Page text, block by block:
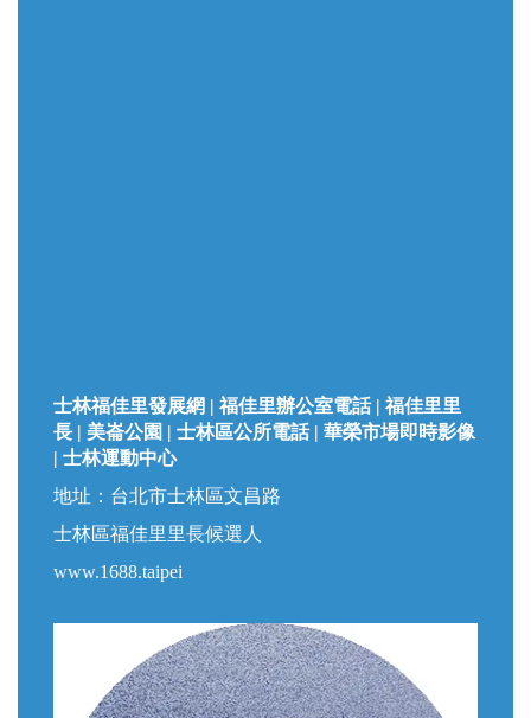
士林福佳里發展網 | 福佳里辦公室電話 | 福佳里里
長 | 美崙公園 | 士林區公所電話 | 華榮市場即時影像
| 士林運動中心
地址：台北市士林區文昌路
士林區福佳里里長候選人
www.1688.taipei